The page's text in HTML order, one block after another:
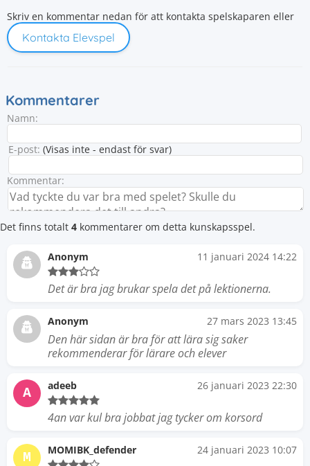
Skriv en kommentar nedan för att kontakta spelskaparen eller
Kontakta Elevspel
Kommentarer
Namn:
E-post: (Visas inte - endast för svar)
Kommentar:
Det finns totalt 4 kommentarer om detta kunskapsspel.
Anonym 11 januari 2024 14:22
Det är bra jag brukar spela det på lektionerna.
Anonym 27 mars 2023 13:45
Den här sidan är bra för att lära sig saker
rekommenderar för lärare och elever
A adeeb 26 januari 2023 22:30
4an var kul bra jobbat jag tycker om korsord
M MOMIBK_defender 24 januari 2023 10:07